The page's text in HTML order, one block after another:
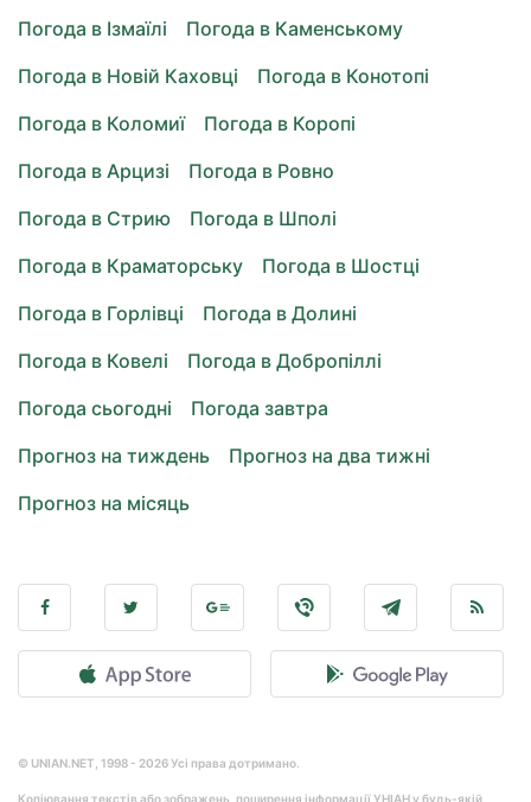
Погода в Ізмаїлі
Погода в Каменському
Погода в Новій Каховці
Погода в Конотопі
Погода в Коломиї
Погода в Коропі
Погода в Арцизі
Погода в Ровно
Погода в Стрию
Погода в Шполі
Погода в Краматорську
Погода в Шостці
Погода в Горлівці
Погода в Долині
Погода в Ковелі
Погода в Добропіллі
Погода сьогодні
Погода завтра
Прогноз на тиждень
Прогноз на два тижні
Прогноз на місяць
© UNIAN.NET, 1998 - 2026 Усі права дотримано.
Копіювання текстів або зображень, поширення інформації УНІАН у будь-якій